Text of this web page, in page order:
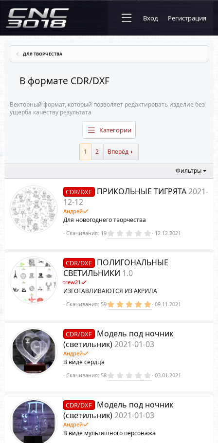
Вход Регистрация
ДЛЯ ТВОРЧЕСТВА
В формате CDR/DXF
Векторный формат, который позволяет редактировать изделие без
ущерба качеству результата
Категории
1 2 Вперёд
Фильтры
CDR/DXF ПРИКОЛЬНЫЕ ТИГРЯТА2021-
12-12
Андрей
Для новогоднего творчества
0
.
0
з
в
Скачивания 19 12.12.2021
CDR/DXF
ПОЛИГОНАЛЬНЫЕ
СВЕТИЛЬНИКИ 1.0
trew21
ИЗГОТАВЛИВАЮТСЯ ИЗ АКРИЛА
5
.
0
в
ё
з
Скачивания 59 09.11.2021
CDR/DXF
Модель под ночник
(светильник)2021-01-03
Андрей
В виде сердца
0
.
0
в
ё
з
Скачивания 58 03.01.2021
CDR/DXF
Модель под ночник
(светильник)2021-01-03
Андрей
В виде мультяшного персонажа